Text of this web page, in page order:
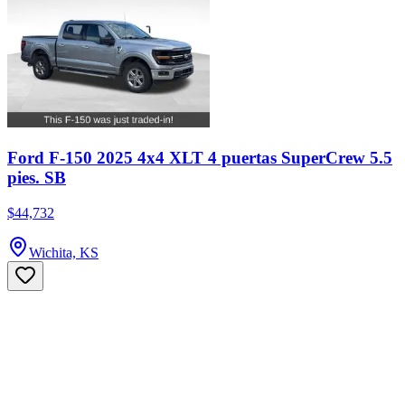
Ford F-150 2025 4x4 XLT 4 puertas SuperCrew 5.5
pies. SB
$44,732
Wichita, KS